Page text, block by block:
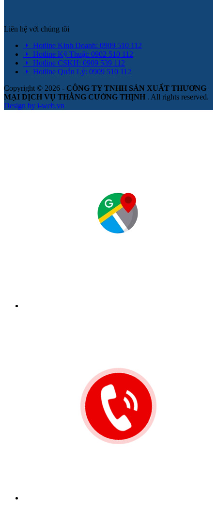
Liên hệ với chúng tôi
Hotline Kinh Doanh: 0909 510 112
Hotline Kỹ Thuật: 0902 510 112
Hotline CSKH: 0909 539 112
Hotline Quản Lý: 0909 510 112
Copyright © 2026 - CÔNG TY TNHH SẢN XUẤT THƯƠNG
MẠI DỊCH VỤ THẰNG CƯỜNG THỊNH . All rights reserved.
Design by i-web.vn